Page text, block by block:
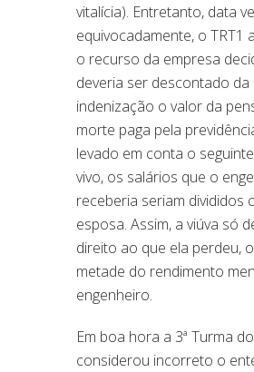
vitalícia). Entretanto, data
equivocadamente, o TRT1
o recurso da empresa
deveria ser descontado da
indenização o valor da
morte paga pela
levado em conta o
vivo, os salários que o
receberia seriam divididos
esposa. Assim, a viúva só
direito ao que ela perdeu,
metade do rendimento
engenheiro.
Em boa hora a 3ª Turma
considerou incorreto o